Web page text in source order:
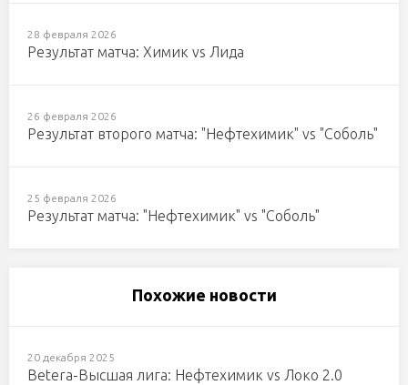
28 февраля 2026
Результат матча: Химик vs Лида
26 февраля 2026
Результат второго матча: "Нефтехимик" vs "Соболь"
25 февраля 2026
Результат матча: "Нефтехимик" vs "Соболь"
Похожие новости
20 декабря 2025
Betera-Высшая лига: Нефтехимик vs Локо 2.0